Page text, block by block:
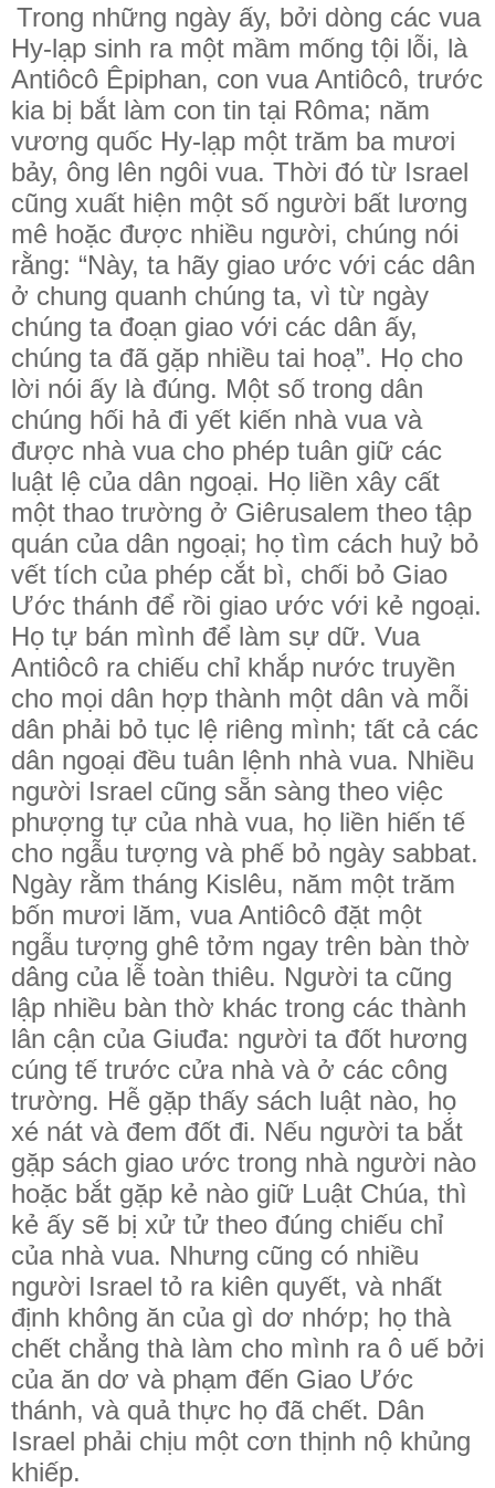
Trong những ngày ấy, bởi dòng các vua
Hy-lạp sinh ra một mầm mống tội lỗi, là
Antiôcô Êpiphan, con vua Antiôcô, trước
kia bị bắt làm con tin tại Rôma; năm
vương quốc Hy-lạp một trăm ba mươi
bảy, ông lên ngôi vua. Thời đó từ Israel
cũng xuất hiện một số người bất lương
mê hoặc được nhiều người, chúng nói
rằng: “Này, ta hãy giao ước với các dân
ở chung quanh chúng ta, vì từ ngày
chúng ta đoạn giao với các dân ấy,
chúng ta đã gặp nhiều tai hoạ”. Họ cho
lời nói ấy là đúng. Một số trong dân
chúng hối hả đi yết kiến nhà vua và
được nhà vua cho phép tuân giữ các
luật lệ của dân ngoại. Họ liền xây cất
một thao trường ở Giêrusalem theo tập
quán của dân ngoại; họ tìm cách huỷ bỏ
vết tích của phép cắt bì, chối bỏ Giao
Ước thánh để rồi giao ước với kẻ ngoại.
Họ tự bán mình để làm sự dữ. Vua
Antiôcô ra chiếu chỉ khắp nước truyền
cho mọi dân hợp thành một dân và mỗi
dân phải bỏ tục lệ riêng mình; tất cả các
dân ngoại đều tuân lệnh nhà vua. Nhiều
người Israel cũng sẵn sàng theo việc
phượng tự của nhà vua, họ liền hiến tế
cho ngẫu tượng và phế bỏ ngày sabbat.
Ngày rằm tháng Kislêu, năm một trăm
bốn mươi lăm, vua Antiôcô đặt một
ngẫu tượng ghê tởm ngay trên bàn thờ
dâng của lễ toàn thiêu. Người ta cũng
lập nhiều bàn thờ khác trong các thành
lân cận của Giuđa: người ta đốt hương
cúng tế trước cửa nhà và ở các công
trường. Hễ gặp thấy sách luật nào, họ
xé nát và đem đốt đi. Nếu người ta bắt
gặp sách giao ước trong nhà người nào
hoặc bắt gặp kẻ nào giữ Luật Chúa, thì
kẻ ấy sẽ bị xử tử theo đúng chiếu chỉ
của nhà vua. Nhưng cũng có nhiều
người Israel tỏ ra kiên quyết, và nhất
định không ăn của gì dơ nhớp; họ thà
chết chẳng thà làm cho mình ra ô uế bởi
của ăn dơ và phạm đến Giao Ước
thánh, và quả thực họ đã chết. Dân
Israel phải chịu một cơn thịnh nộ khủng
khiếp.